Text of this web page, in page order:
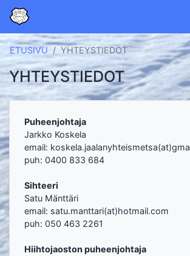
ETUSIVU YHTEYSTIEDOT
YHTEYSTIEDOT
Puheenjohtaja
Jarkko Koskela
email: koskela.jaalanyhteismetsa(at)gma
puh: 0400 833 684
Sihteeri
Satu Mänttäri
email: satu.manttari(at)hotmail.com
puh: 050 463 2261
Hiihtojaoston puheenjohtaja